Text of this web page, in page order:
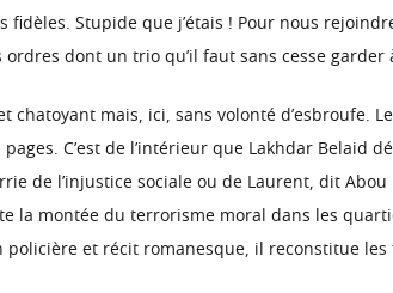
Stupide que j’étais ! Pour nous
ordres dont un trio qu’il faut sans cesse garder
chatoyant mais, ici, sans volonté d’esbroufe.
C’est de l’intérieur que Lakhdar Belaid
de l’injustice sociale ou de Laurent, dit
la montée du terrorisme moral dans les
et récit romanesque, il reconstitue